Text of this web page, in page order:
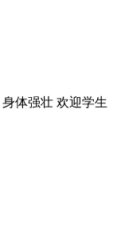
身体强壮 欢迎学生